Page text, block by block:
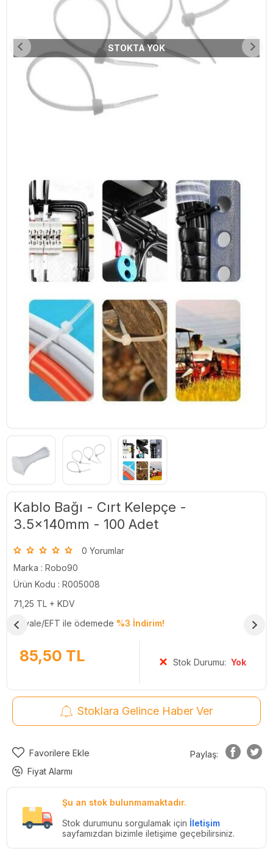
STOKTA YOK
Kablo Bağı - Cırt Kelepçe -
3.5x140mm - 100 Adet
0 Yorumlar
Marka : Robo90
Ürün Kodu : R005008
71,25 TL + KDV
Havale/EFT ile ödemede %3 İndirim!
85,50 TL Stok Durumu:Yok
Stoklara Gelince Haber Ver
Favorilere Ekle
Fiyat Alarmı
Paylaş:
Şu an stok bulunmamaktadır.
Stok durumunu sorgulamak için İletişim
sayfamızdan bizimle iletişime geçebilirsiniz.